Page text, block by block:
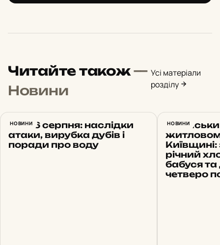
Читайте також—
Новини
Усі матеріали
розділу
НОВИНИ
Київ 6 серпня: наслідки
атаки, вирубка дубів і
поради про воду
НОВИНИ
Київщині:
річний
бабуся та
четверо